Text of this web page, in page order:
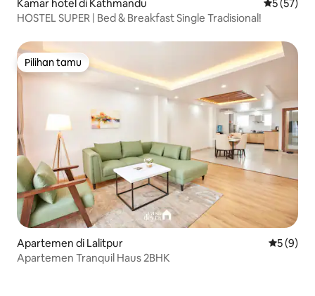
Kamar hotel di Kathmandu Nilai rata-
5 (57)
HOSTEL SUPER | Bed & Breakfast Single Tradisional!
Pilihan tamu
Pilihan tamu
Apartemen di Lalitpur Nilai
5 (9)
Apartemen Tranquil Haus 2BHK